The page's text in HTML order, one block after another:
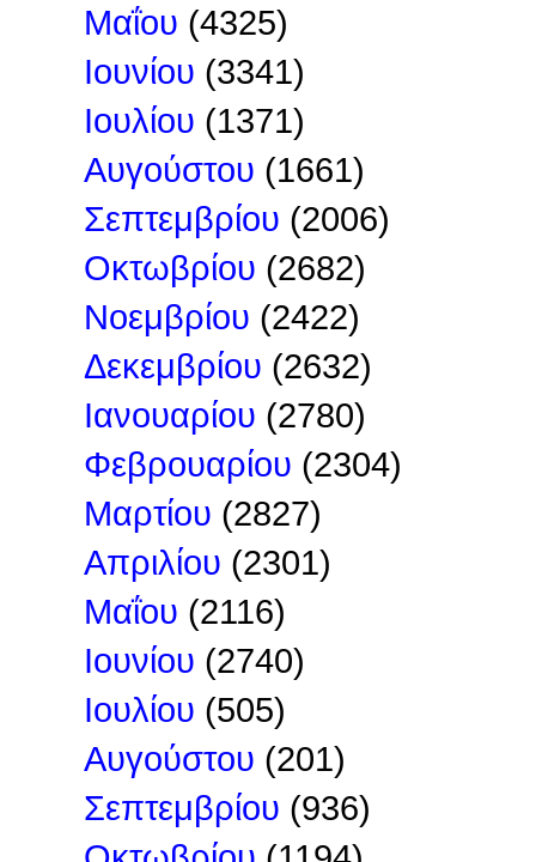
Μαΐου (4325)
Ιουνίου (3341)
Ιουλίου (1371)
Αυγούστου (1661)
Σεπτεμβρίου (2006)
Οκτωβρίου (2682)
Νοεμβρίου (2422)
Δεκεμβρίου (2632)
Ιανουαρίου (2780)
Φεβρουαρίου (2304)
Μαρτίου (2827)
Απριλίου (2301)
Μαΐου (2116)
Ιουνίου (2740)
Ιουλίου (505)
Αυγούστου (201)
Σεπτεμβρίου (936)